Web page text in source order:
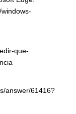
que-
answer/61416?